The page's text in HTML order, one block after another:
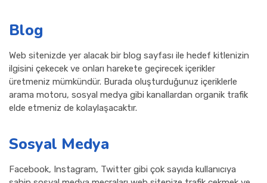
Blog
Web sitenizde yer alacak bir blog sayfası ile hedef kitlenizin
ilgisini çekecek ve onları harekete geçirecek içerikler
üretmeniz mümkündür. Burada oluşturduğunuz içeriklerle
arama motoru, sosyal medya gibi kanallardan organik trafik
elde etmeniz de kolaylaşacaktır.
Sosyal Medya
Facebook, Instagram, Twitter gibi çok sayıda kullanıcıya